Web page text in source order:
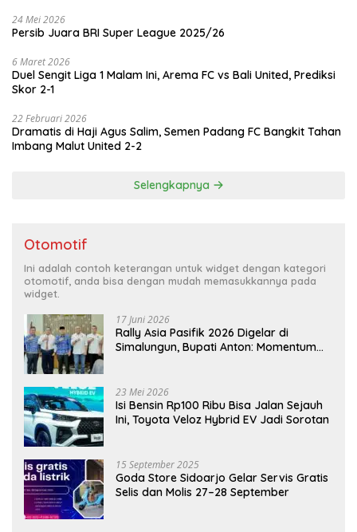
24 Mei 2026
Persib Juara BRI Super League 2025/26
6 Maret 2026
Duel Sengit Liga 1 Malam Ini, Arema FC vs Bali United, Prediksi
Skor 2-1
22 Februari 2026
Dramatis di Haji Agus Salim, Semen Padang FC Bangkit Tahan
Imbang Malut United 2-2
Selengkapnya
Otomotif
Ini adalah contoh keterangan untuk widget dengan kategori
otomotif, anda bisa dengan mudah memasukkannya pada
widget.
17 Juni 2026
Rally Asia Pasifik 2026 Digelar di
Simalungun, Bupati Anton: Momentum
23 Mei 2026
Isi Bensin Rp100 Ribu Bisa Jalan Sejauh
Ini, Toyota Veloz Hybrid EV Jadi Sorotan
15 September 2025
Goda Store Sidoarjo Gelar Servis Gratis
Selis dan Molis 27–28 September